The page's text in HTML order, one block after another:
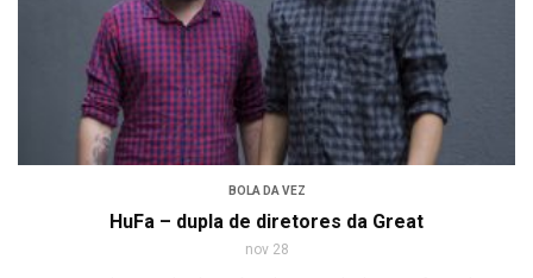
BOLA DA VEZ
HuFa – dupla de diretores da Great
nov 28